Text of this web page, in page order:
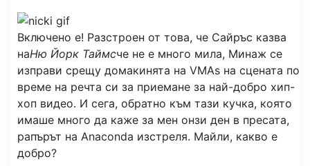
Включено е! Разстроен от това, че Сайръс казва
наНю Йорк Таймсче не е много мила, Минаж се
изправи срещу домакинята на VMAs на сцената по
време на речта си за приемане за най-добро хип-
хоп видео. И сега, обратно към тази кучка, която
имаше много да каже за мен онзи ден в пресата,
рапърът на Anaconda изстреля. Майли, какво е
добро?